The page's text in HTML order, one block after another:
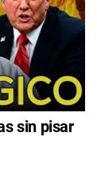
sin pisar